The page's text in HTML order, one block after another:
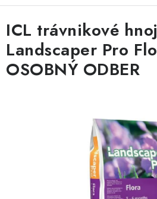
NÁHRADNÉ DIELY
ZÁHRADA
ICL trávnikové
Landscaper Pro
OSOBNÝ ODBER